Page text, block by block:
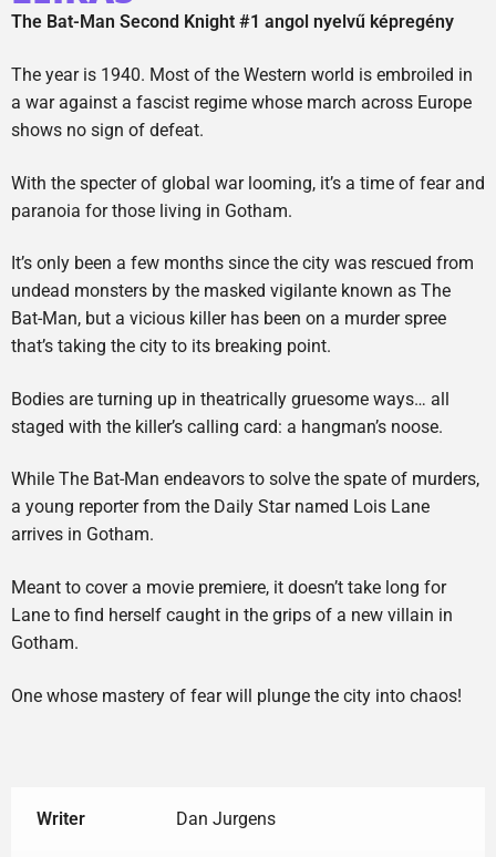
The Bat-Man Second Knight #1 angol nyelvű képregény
The year is 1940. Most of the Western world is embroiled in
a war against a fascist regime whose march across Europe
shows no sign of defeat.
With the specter of global war looming, it’s a time of fear and
paranoia for those living in Gotham.
It’s only been a few months since the city was rescued from
undead monsters by the masked vigilante known as The
Bat-Man, but a vicious killer has been on a murder spree
that’s taking the city to its breaking point.
Bodies are turning up in theatrically gruesome ways… all
staged with the killer’s calling card: a hangman’s noose.
While The Bat-Man endeavors to solve the spate of murders,
a young reporter from the Daily Star named Lois Lane
arrives in Gotham.
Meant to cover a movie premiere, it doesn’t take long for
Lane to find herself caught in the grips of a new villain in
Gotham.
One whose mastery of fear will plunge the city into chaos!
Writer Dan Jurgens